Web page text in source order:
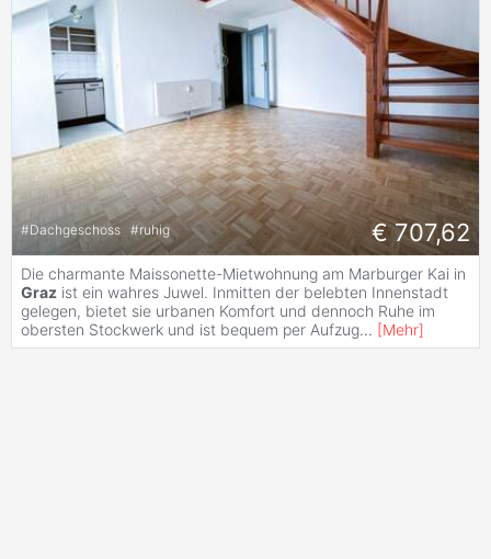
#Dachgeschoss #ruhig € 707,62
Die charmante Maissonette-Mietwohnung am Marburger Kai in
Graz ist ein wahres Juwel. Inmitten der belebten Innenstadt
gelegen, bietet sie urbanen Komfort und dennoch Ruhe im
obersten Stockwerk und ist bequem per Aufzug... [Mehr]